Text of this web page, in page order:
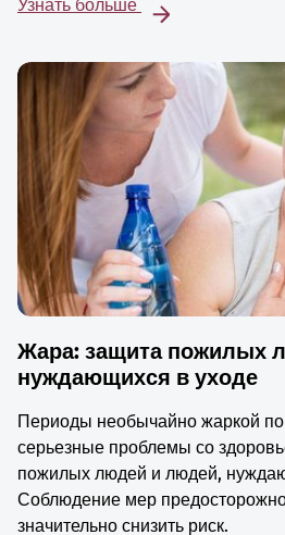
Узнать больше
Жара: защита пожилых
нуждающихся в уходе
Периоды необычайно жаркой
серьезные проблемы со
пожилых людей и людей,
Соблюдение мер
значительно снизить риск.